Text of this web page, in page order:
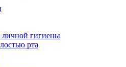
гигиены
рта